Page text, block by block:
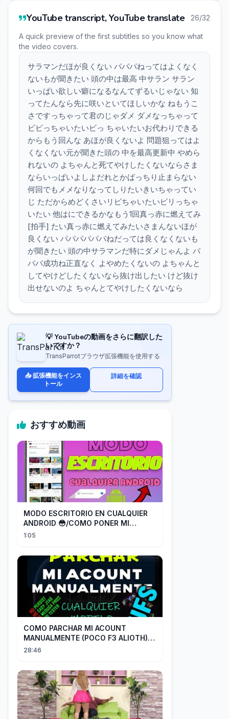
YouTube transcript, YouTube translate 26/32
A quick preview of the first subtitles so you know what
the video covers.
サラマンだほが良くない パパパねってはよくなく
ないもが聞きたい 頭の中は最高 中サラン サラン
いっぱい欲しい癖になるなんてずるいじゃない 知
ってたんなら先に咲いといてほしいかな ねもうこ
さですっちゃって君のじゃダメ ダメなっちゃって
ビビっちゃいたいビっ ちゃいたいお代わりできる
からもう回んな あほが良くないよ 問題狙ってはよ
くなくない元が聞きた頭の 中を最高更新中 やめら
れないの よちゃんと死てやけしたくないならさま
ならいっぱいよしよだれとかばっちり止まらない
何回でもメメなりなってしりたいきいちゃってい
じ ただからめどくさいリピちゃいたいピリっちゃ
いたい 他はにできるかなもう1回真っ赤に燃えてみ
[拍手] たい真っ赤に燃えてみたいさまんないほが
良くない パパパパパパねだっては良くなくないも
が聞きたい 頭の中サラマンだ特にダメじゃんよ パ
パパ成功ね正直なく よやめたくないの よちゃんと
してやけどしたくないなら抜け出したい けど抜け
出せないのよ ちゃんとてやけしたくないなら
💡 YouTubeの動画をさらに翻訳した
いですか？
TransParrotブラウザ拡張機能を使用する
📥 拡張機能をインス
トール
詳細を確認
おすすめ動画
MODO ESCRITORIO EN CUALQUIER
ANDROID 😳/COMO PONER MI
TELÉFONO EN MODO ESCRITORIO
1:05
COMO PARCHAR MI ACOUNT
MANUALMENTE (POCO F3 ALIOTH)
SIN REMPLAZAR PERSIST CHIP OFF
28:46